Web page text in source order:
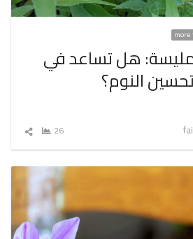
هل تساعد في
النوم؟
26
شارك